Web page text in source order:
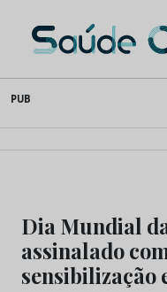
to
content
Saúde Oral
PUB
Dia Mundial
assinalado
sensibilização